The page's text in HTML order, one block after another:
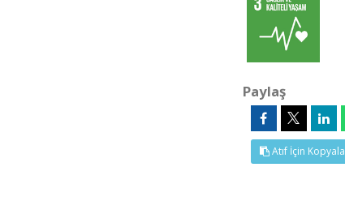
Paylaş
Atıf İçin Kopyala